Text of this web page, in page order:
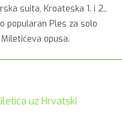
suita, Kroateska 1. i 2.,
popularan Ples za solo
opusa.
uz Hrvatski